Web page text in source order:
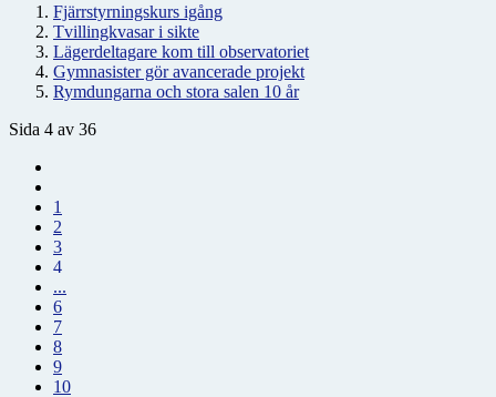
Fjärrstyrningskurs igång
Tvillingkvasar i sikte
Lägerdeltagare kom till observatoriet
Gymnasister gör avancerade projekt
Rymdungarna och stora salen 10 år
Sida 4 av 36
1
2
3
4
...
6
7
8
9
10